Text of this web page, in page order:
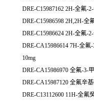
DRE-C15987162 2H-全氟-
DRE-C15986598 2H,2H-全
DRE-C15986624 2H-全氟-
DRE-CA15986614 7H-全氟
10mg
DRE-CA15986970 全氟-3-
DRE-CA15987120 全氟辛
DRE-C13112600 11H-全氟